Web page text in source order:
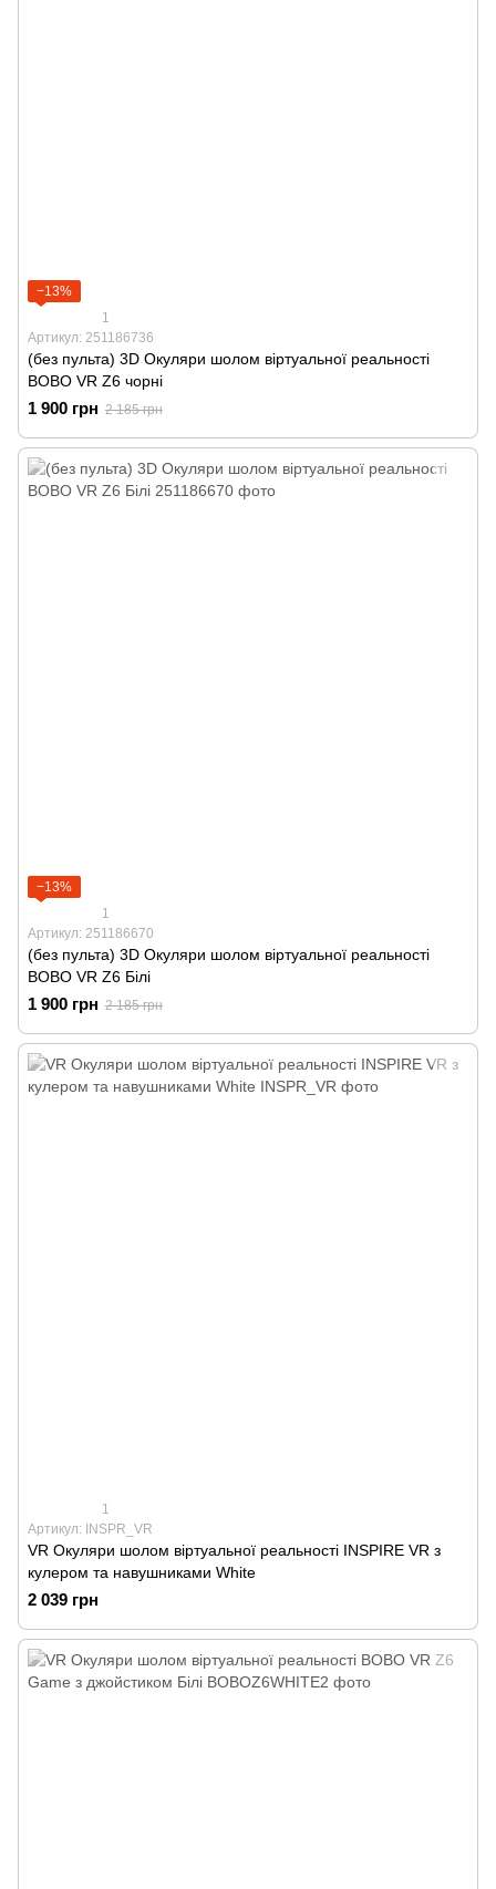
−13%
1
Артикул: 251186736
(без пульта) 3D Окуляри шолом віртуальної реальності
BOBO VR Z6 чорні
1 900 грн 2 185 грн
−13%
1
Артикул: 251186670
(без пульта) 3D Окуляри шолом віртуальної реальності
BOBO VR Z6 Білі
1 900 грн 2 185 грн
1
Артикул: INSPR_VR
VR Окуляри шолом віртуальної реальності INSPIRE VR з
кулером та навушниками White
2 039 грн